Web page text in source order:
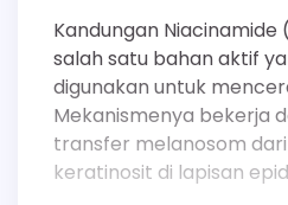
Kandungan
salah satu bahan aktif
digunakan untuk
Mekanismenya bekerja
transfer melanosom
keratinosit di lapisan